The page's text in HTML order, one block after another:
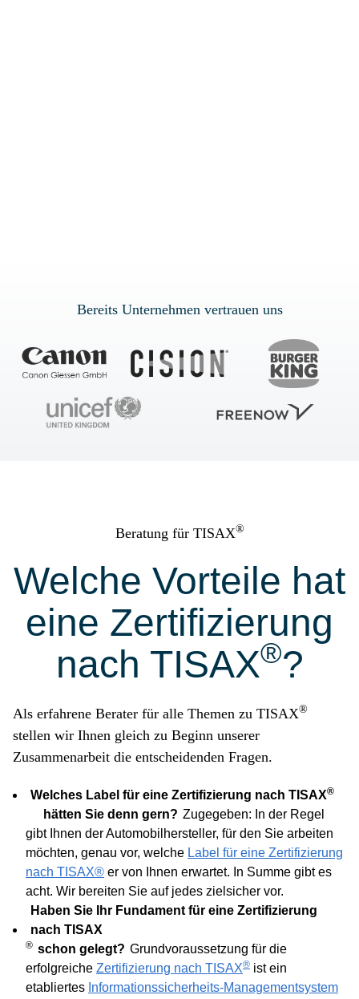
Bereits Unternehmen vertrauen uns
Beratung für TISAX®
Welche Vorteile hat
eine Zertifizierung
nach TISAX®?
Als erfahrene Berater für alle Themen zu TISAX®
stellen wir Ihnen gleich zu Beginn unserer
Zusammenarbeit die entscheidenden Fragen.
Welches Label für eine Zertifizierung nach TISAX®
hätten Sie denn gern? Zugegeben: In der Regel
gibt Ihnen der Automobilhersteller, für den Sie arbeiten
möchten, genau vor, welche Label für eine Zertifizierung
nach TISAX® er von Ihnen erwartet. In Summe gibt es
acht. Wir bereiten Sie auf jedes zielsicher vor.
Haben Sie Ihr Fundament für eine Zertifizierung
nach TISAX
® schon gelegt? Grundvoraussetzung für die
erfolgreiche Zertifizierung nach TISAX® ist ein
etabliertes Informationssicherheits-Managementsystem